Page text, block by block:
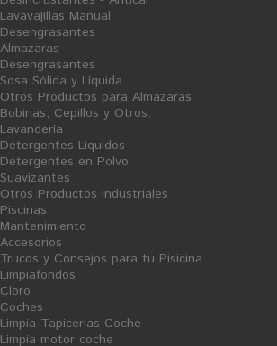
Lavavajillas Manual
Desengrasantes
Almazaras
Desengrasantes
Sosa Sólida y Líquida
Otros Productos para Almazaras
Bobinas, Cepillos y Otros.
Lavandería
Detergentes Liquidos
Detergentes en Polvo
Suavizantes
Otros Productos Industriales
Piscinas
Mantenimiento
Accesorios
Trucos y Consejos para tu Pisicina
Limpiafondos
Cloro
Coches
Limpia Tapicerias Coche
Limpia motor coche
Sanitarios WC Gel
Ficha Producto
11,34 €